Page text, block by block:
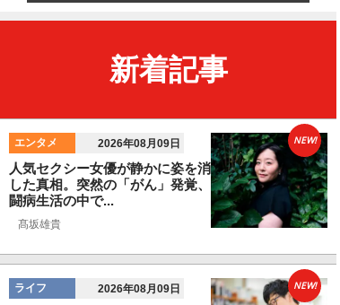
新着記事
エンタメ 2026年08月09日
人気セクシー女優が静かに姿を消
した真相。突然の「がん」発覚、
闘病生活の中で...
髙坂雄貴
NEW!
ライフ 2026年08月09日 NEW!